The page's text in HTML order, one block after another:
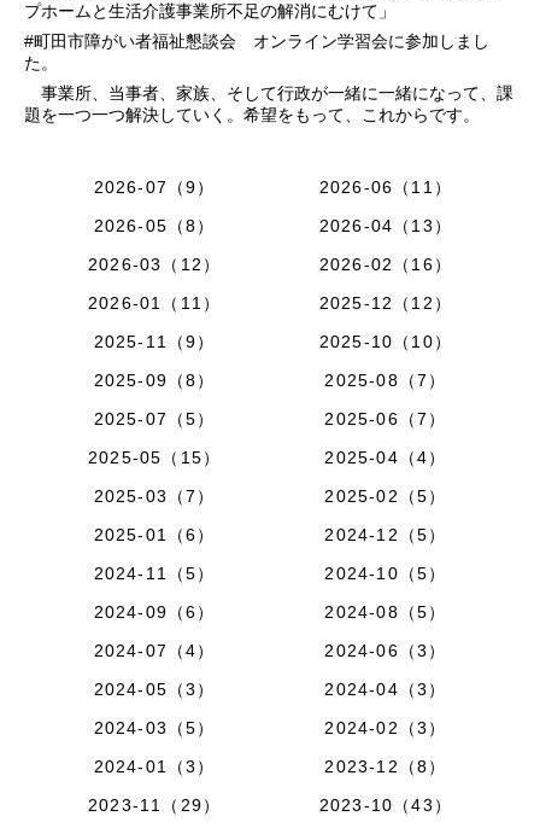
プホームと生活介護事業所不足の解消にむけて」
#町田市障がい者福祉懇談会 オンライン学習会に参加しまし
た。
事業所、当事者、家族、そして行政が一緒に一緒になって、課
題を一つ一つ解決していく。希望をもって、これからです。
2026-07（9）
2026-06（11）
2026-05（8）
2026-04（13）
2026-03（12）
2026-02（16）
2026-01（11）
2025-12（12）
2025-11（9）
2025-10（10）
2025-09（8）
2025-08（7）
2025-07（5）
2025-06（7）
2025-05（15）
2025-04（4）
2025-03（7）
2025-02（5）
2025-01（6）
2024-12（5）
2024-11（5）
2024-10（5）
2024-09（6）
2024-08（5）
2024-07（4）
2024-06（3）
2024-05（3）
2024-04（3）
2024-03（5）
2024-02（3）
2024-01（3）
2023-12（8）
2023-11（29）
2023-10（43）